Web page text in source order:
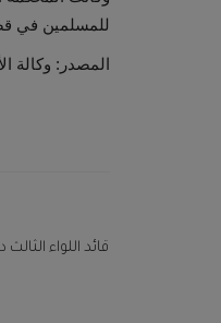
للمسلمين في
المصدر: وكالة
قائد اللواء